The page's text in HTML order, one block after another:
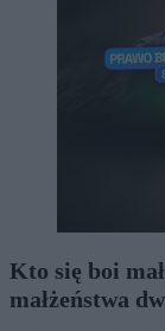
Kto się boi
małżeństwa